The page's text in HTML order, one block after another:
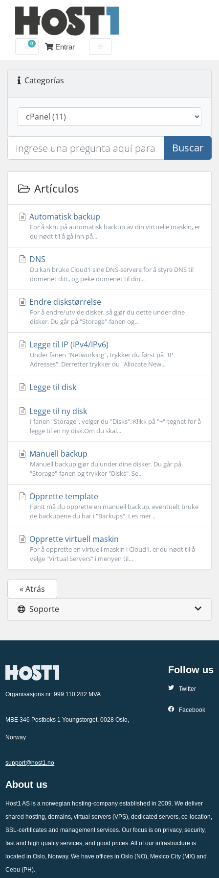
0
Carro de Pedidos
Entrar
Categorías
Buscar
Artículos
Automatisk backup
For å skru på automatisk backup av din virtuelle maskin, er
du nødt til å gå inn på...
DNS
Du kan bruke Cloud1 sine DNS-servere for å styre DNS til
domenet ditt, og peke domenet til din...
Endre diskstørrelse
For å endre/utvide disker, så gjør du dette under dine
disker. Du går på "Storage"-fanen og...
Legge til IP (IPv4/IPv6)
Under fanen "Networking", trykker du først på "IP
Adresses". Derretter trykker du "Allocate New...
Legge til disk
Legge til ny disk
I fanen "Storage", velger du "Disks". Klikk på "+"-tegnet for å
legge til en ny disk.Om du skal...
Manuell backup
Manuell backup gjør du under dine disker. Du går på
"Storage"-fanen og trykker "Disks". Se...
Opprette template
Først må du opprette en manuell backup, eventuelt bruke
de backupene du har i "Backups". Les mer...
Opprette virtuell maskin
For å opprette en virtuell maskin i Cloud1, er du nødt til å
velge "Virtual Servers" i menyen til...
« Atrás
Soporte
Organisasjons nr: 999 110 282 MVA
MBE 346 Postboks 1 Youngstorget, 0028 Oslo,
Norway
support@host1.no
Follow us
Twitter
Facebook
About us
Host1 AS is a norwegian hosting-company established in 2009. We deliver
shared hosting, domains, virtual servers (VPS), dedicated servers, co-location,
SSL-certificates and management services. Our focus is on privacy, security,
fast and high quality services, and good prices. All of our infrastructure is
located in Oslo, Norway. We have offices in Oslo (NO), Mexico City (MX) and
Cebu (PH).